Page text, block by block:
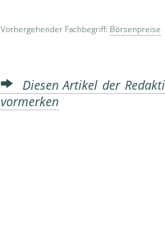
Vorhergehender Fachbegriff: Börsenpreise
Diesen Artikel der
vormerken